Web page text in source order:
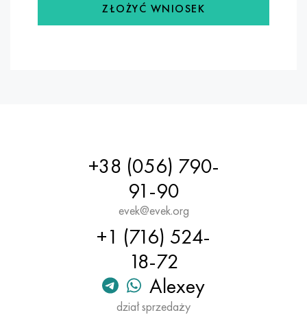
ZŁOŻYĆ WNIOSEK
+38 (056) 790-
91-90
evek@evek.org
+1 (716) 524-
18-72
Alexey
dział sprzedaży